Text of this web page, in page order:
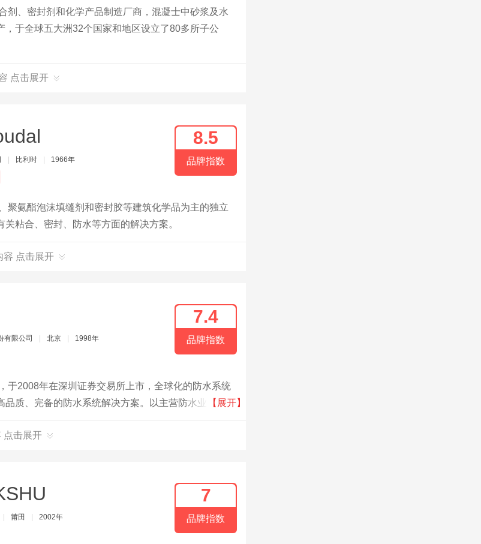
剂、密封剂和化学产品制造厂商，混凝士中砂浆及水
于全球五大洲32个国家和地区设立了80多所子公
点击展开
比利时 1966年
8.5
品牌指数
聚氨酯泡沫填缝剂和密封胶等建筑化学品为主的独立
粘合、密封、防水等方面的解决方案。
容 点击展开
有限公司 北京 1998年
7.4
品牌指数
于2008年在深圳证券交易所上市，全球化的防水系统
质、完备的防水系统解决方案。以主营防水业务为核
【展开】
点击展开
莆田 2002年
7
品牌指数